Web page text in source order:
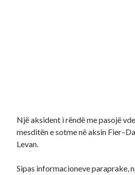
Një aksident i rëndë me pasojë
mesditën e sotme në aksin
Levan.
Sipas informacioneve paraprake,